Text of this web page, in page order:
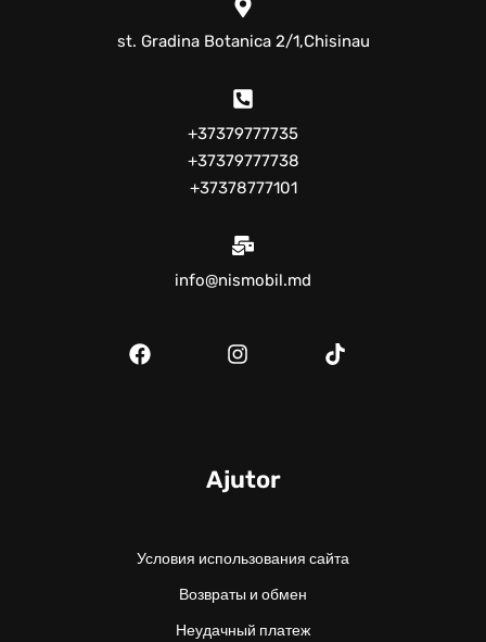
st. Gradina Botanica 2/1,Chisinau
+37379777735
+37379777738
+37378777101
info@nismobil.md
Ajutor
Условия использования сайта
Возвраты и обмен
Неудачный платеж